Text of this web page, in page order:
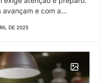
avançam e com a…
DE 2025